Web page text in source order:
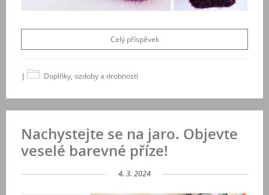
Celý příspěvek
| Doplňky, ozdoby a drobnosti
Nachystejte se na jaro. Objevte
veselé barevné příze!
4. 3. 2024